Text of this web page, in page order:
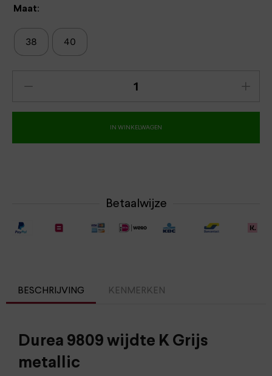
Maat:
38 40
IN WINKELWAGEN
Betaalwijze
BESCHRIJVING KENMERKEN
Durea 9809 wijdte K Grijs
metallic